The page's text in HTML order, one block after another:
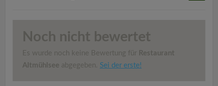
Noch nicht bewertet
Es wurde noch keine Bewertung für Restaurant
Altmühlsee abgegeben. Sei der erste!